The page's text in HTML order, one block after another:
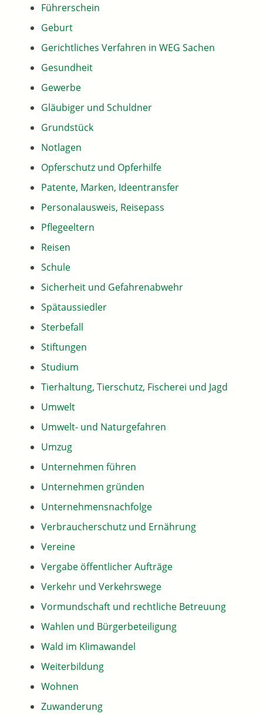
Führerschein
Geburt
Gerichtliches Verfahren in WEG Sachen
Gesundheit
Gewerbe
Gläubiger und Schuldner
Grundstück
Notlagen
Opferschutz und Opferhilfe
Patente, Marken, Ideentransfer
Personalausweis, Reisepass
Pflegeeltern
Reisen
Schule
Sicherheit und Gefahrenabwehr
Spätaussiedler
Sterbefall
Stiftungen
Studium
Tierhaltung, Tierschutz, Fischerei und Jagd
Umwelt
Umwelt- und Naturgefahren
Umzug
Unternehmen führen
Unternehmen gründen
Unternehmensnachfolge
Verbraucherschutz und Ernährung
Vereine
Vergabe öffentlicher Aufträge
Verkehr und Verkehrswege
Vormundschaft und rechtliche Betreuung
Wahlen und Bürgerbeteiligung
Wald im Klimawandel
Weiterbildung
Wohnen
Zuwanderung